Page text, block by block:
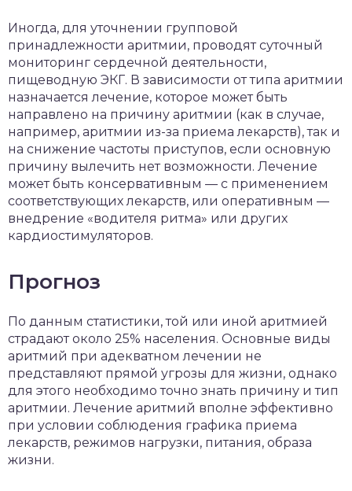
Иногда, для уточнении групповой
принадлежности аритмии, проводят суточный
мониторинг сердечной деятельности,
пищеводную ЭКГ. В зависимости от типа аритмии
назначается лечение, которое может быть
направлено на причину аритмии (как в случае,
например, аритмии из-за приема лекарств), так и
на снижение частоты приступов, если основную
причину вылечить нет возможности. Лечение
может быть консервативным — с применением
соответствующих лекарств, или оперативным —
внедрение «водителя ритма» или других
кардиостимуляторов.
Прогноз
По данным статистики, той или иной аритмией
страдают около 25% населения. Основные виды
аритмий при адекватном лечении не
представляют прямой угрозы для жизни, однако
для этого необходимо точно знать причину и тип
аритмии. Лечение аритмий вполне эффективно
при условии соблюдения графика приема
лекарств, режимов нагрузки, питания, образа
жизни.